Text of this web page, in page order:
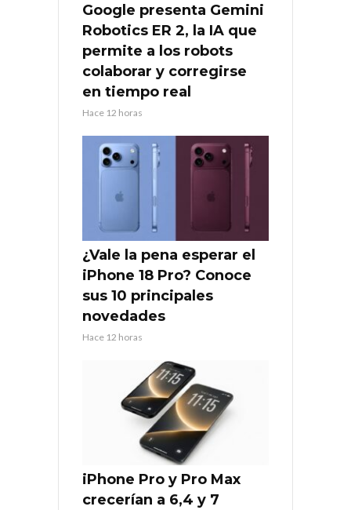
Google presenta Gemini
Robotics ER 2, la IA que
permite a los robots
colaborar y corregirse
en tiempo real
Hace 12 horas
¿Vale la pena esperar el
iPhone 18 Pro? Conoce
sus 10 principales
novedades
Hace 12 horas
iPhone Pro y Pro Max
crecerían a 6,4 y 7